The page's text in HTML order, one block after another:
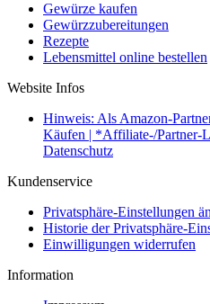
Gewürze kaufen
Gewürzzubereitungen
Rezepte
Lebensmittel online bestellen
Website Infos
Hinweis: Als Amazon-
Käufen | *Affiliate-/Partner-
Datenschutz
Kundenservice
Privatsphäre-Einstellungen
Historie der Privatsphäre-
Einwilligungen widerrufen
Information